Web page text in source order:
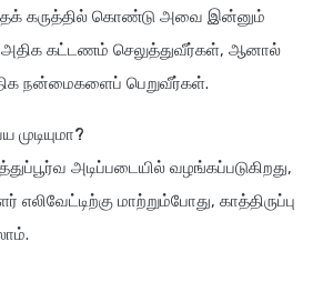
கருத்தில் கொண்டு அவை இன்னும்
கட்டணம் செலுத்துவீர்கள், ஆனால்
நன்மைகளைப் பெறுவீர்கள்.
முடியுமா?
அடிப்படையில் வழங்கப்படுகிறது,
எலிவேட்டிற்கு மாற்றும்போது, காத்திருப்பு